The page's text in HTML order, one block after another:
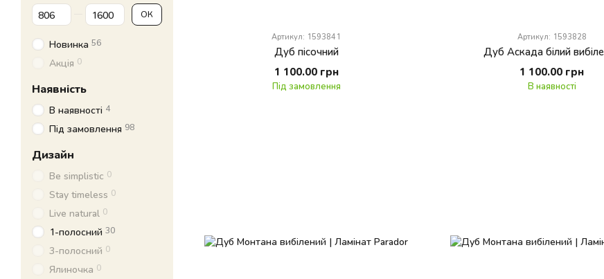
Артикул: 1593841
Дуб пісочний
1 100.00 грн
Під замовлення
Артикул: 1593828
Дуб Аскада білий
1 100.00 грн
В наявності
Від Ціна, грн
До Ціна, грн ОК
Новинка 56
Акція 0
Наявність
В наявності 4
Під замовлення 98
Дизайн
Be simplistic 0
Stay timeless 0
Live natural 0
1-полосний 30
3-полосний 0
Ялиночка 0